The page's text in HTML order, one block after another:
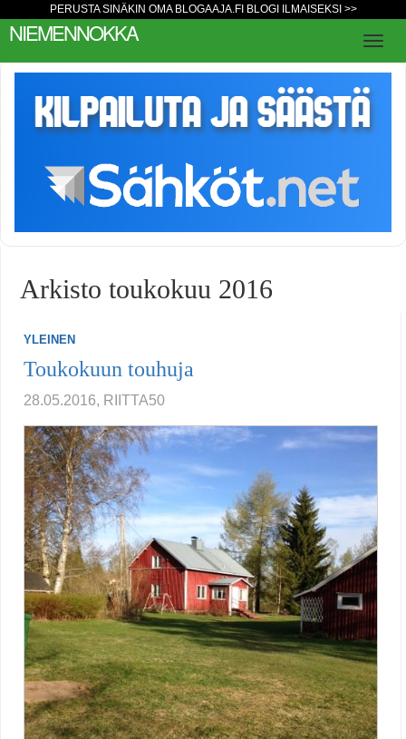
PERUSTA SINÄKIN OMA BLOGAAJA.FI BLOGI ILMAISEKSI >>
NIEMENNOKKA
Arkisto toukokuu 2016
YLEINEN
Toukokuun touhuja
28.05.2016, RIITTA50